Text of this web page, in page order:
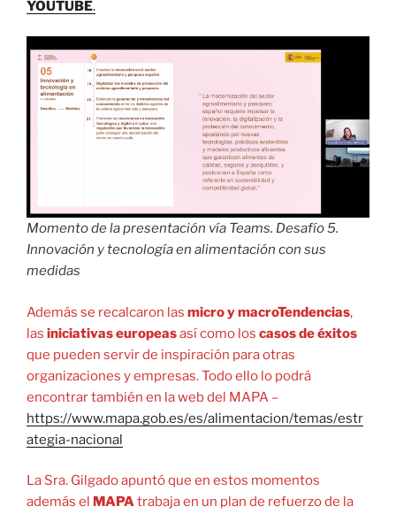
YOUTUBE.
Momento de la presentación vía Teams. Desafío 5.
Innovación y tecnología en alimentación con sus
medidas
Además se recalcaron las micro y macroTendencias,
las iniciativas europeasasí como los casos de éxitos
que pueden servir de inspiración para otras
organizaciones y empresas. Todo ello lo podrá
encontrar también en la web del MAPA –
https://www.mapa.gob.es/es/alimentacion/temas/estr
ategia-nacional
La Sra. Gilgado apuntó que en estos momentos
además el MAPAtrabaja en un plan de refuerzo de la